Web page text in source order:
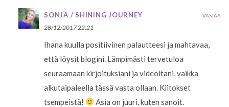
SONJA / SHINING JOURNEY
28/12/2017 22:21
Ihana kuulla positiivinen palautteesi ja mahtavaa,
että löysit blogini. Lämpimästi tervetuloa
seuraamaan kirjoituksiani ja videoitani, vaikka
alkutaipaleella tässä vasta ollaan. Kiitokset
tsempeistä!
Asia on juuri, kuten sanoit.
VASTAA